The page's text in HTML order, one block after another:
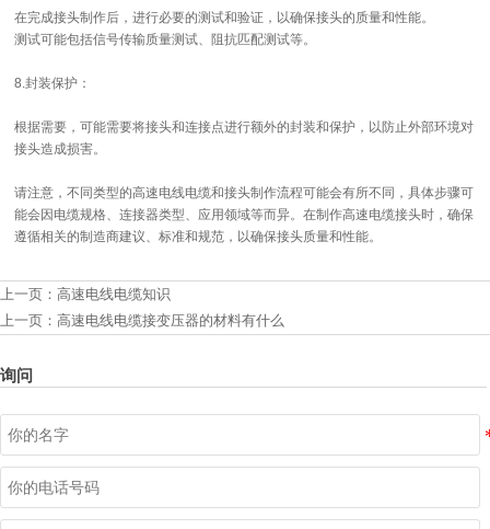
在完成接头制作后，进行必要的测试和验证，以确保接头的质量和性能。
测试可能包括信号传输质量测试、阻抗匹配测试等。
8.封装保护：
根据需要，可能需要将接头和连接点进行额外的封装和保护，以防止外部环境对
接头造成损害。
请注意，不同类型的高速电线电缆和接头制作流程可能会有所不同，具体步骤可
能会因电缆规格、连接器类型、应用领域等而异。在制作高速电缆接头时，确保
遵循相关的制造商建议、标准和规范，以确保接头质量和性能。
上一页： 高速电线电缆知识
上一页： 高速电线电缆接变压器的材料有什么
询问